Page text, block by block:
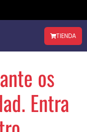
TIENDA
os
Entra